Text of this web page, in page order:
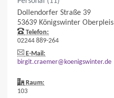
Dollendorfer Straße 39
53639 Königswinter Oberpleis
Telefon:
02244 889-264
E-Mail:
birgit.craemer@koenigswinter.de
Raum:
103